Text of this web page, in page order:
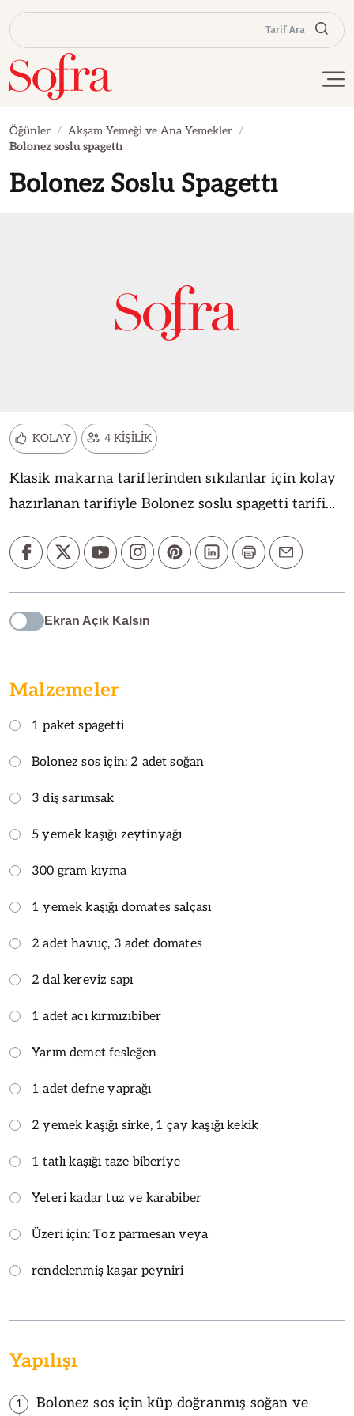
Tarif Ara
Öğünler
Akşam Yemeği ve Ana Yemekler
Bolonez soslu spagettı
Bolonez Soslu Spagettı
KOLAY 4 KİŞİLİK
Klasik makarna tariflerinden sıkılanlar için kolay
hazırlanan tarifiyle Bolonez soslu spagetti tarifi...
Ekran Açık Kalsın
Malzemeler
1 paket spagetti
Bolonez sos için: 2 adet soğan
3 diş sarımsak
5 yemek kaşığı zeytinyağı
300 gram kıyma
1 yemek kaşığı domates salçası
2 adet havuç, 3 adet domates
2 dal kereviz sapı
1 adet acı kırmızıbiber
Yarım demet fesleğen
1 adet defne yaprağı
2 yemek kaşığı sirke, 1 çay kaşığı kekik
1 tatlı kaşığı taze biberiye
Yeteri kadar tuz ve karabiber
Üzeri için: Toz parmesan veya
rendelenmiş kaşar peyniri
Yapılışı
1 Bolonez sos için küp doğranmış soğan ve